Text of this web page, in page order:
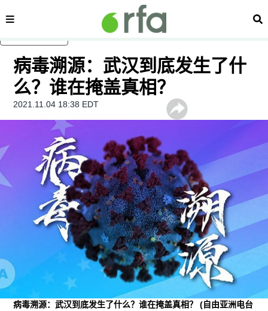
内容分类 搜
病毒溯源：武汉到底发生了什
么？谁在掩盖真相？
2021.11.04 18:38 EDT
病毒溯源：武汉到底发生了什么？谁在掩盖真相？(自由亚洲电台